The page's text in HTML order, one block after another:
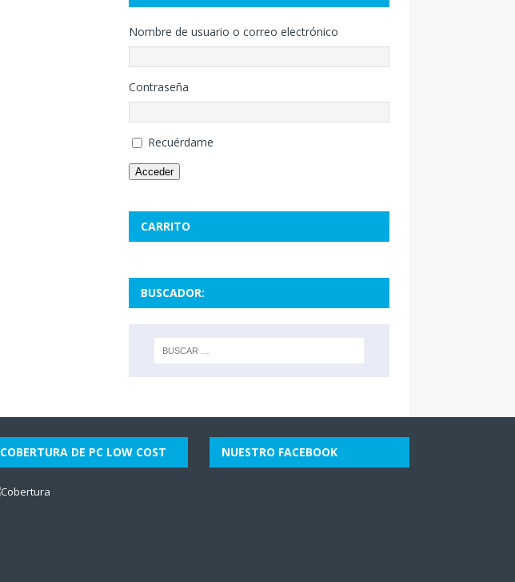
Nombre de usuario o correo electrónico
Contraseña
Recuérdame
Acceder
CARRITO
BUSCADOR:
COBERTURA DE PC LOW COST NUESTRO FACEBOOK